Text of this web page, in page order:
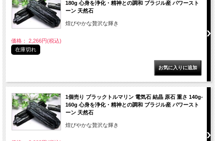
180g 心身を浄化・精神との調和 ブラジル産 パワースト
ーン 天然石
煌びやかな贅沢な輝き
価格： 2,266円(税込)
在庫切れ
1個売り ブラックトルマリン 電気石 結晶 原石 重さ 140g-
160g 心身を浄化・精神との調和 ブラジル産 パワースト
ーン 天然石
煌びやかな贅沢な輝き